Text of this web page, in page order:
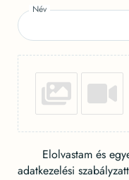
Név
Elolvastam és
adatkezelési